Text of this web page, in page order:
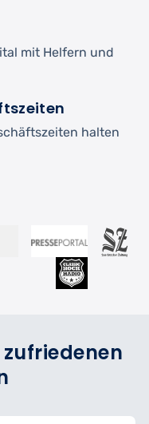
mit Helfern und
halten